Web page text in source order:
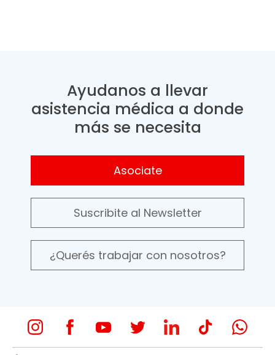
Ayudanos a llevar
asistencia médica a donde
más se necesita
Asociate
Suscribite al Newsletter
¿Querés trabajar con nosotros?